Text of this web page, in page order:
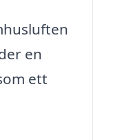
en
ett